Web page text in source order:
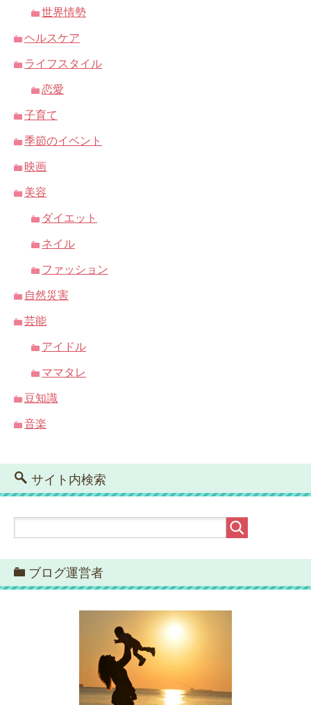
世界情勢
ヘルスケア
ライフスタイル
恋愛
子育て
季節のイベント
映画
美容
ダイエット
ネイル
ファッション
自然災害
芸能
アイドル
ママタレ
豆知識
音楽
サイト内検索
ブログ運営者